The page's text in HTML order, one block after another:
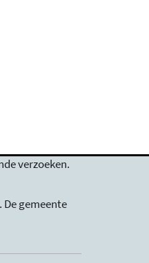
plaatsen
verzoeken.
gemeente